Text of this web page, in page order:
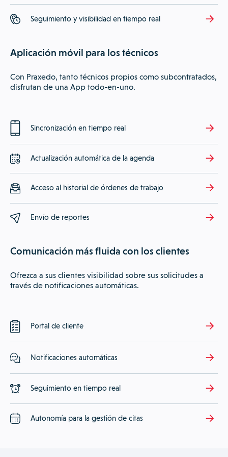
Seguimiento y visibilidad en tiempo real
Aplicación móvil para los técnicos
Con Praxedo, tanto técnicos propios como subcontratados,
disfrutan de una App todo-en-uno.
Sincronización en tiempo real
Actualización automática de la agenda
Acceso al historial de órdenes de trabajo
Envío de reportes
Comunicación más fluida con los clientes
Ofrezca a sus clientes visibilidad sobre sus solicitudes a
través de notificaciones automáticas.
Portal de cliente
Notificaciones automáticas
Seguimiento en tiempo real
Autonomía para la gestión de citas